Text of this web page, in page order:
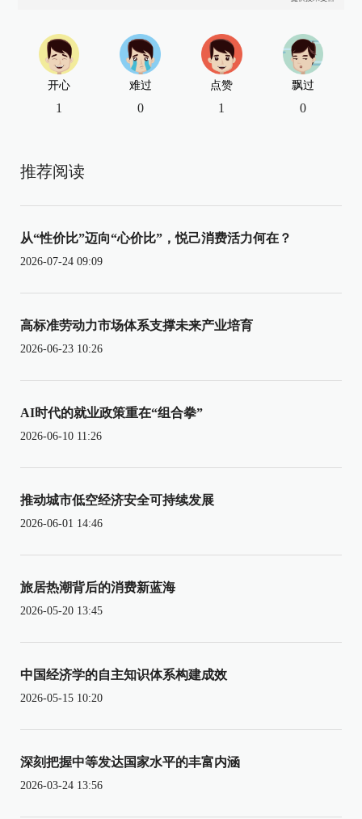
开心
1
难过
0
点赞
1
飘过
0
推荐阅读
从“性价比”迈向“心价比”，悦己消费活力何在？
2026-07-24 09:09
高标准劳动力市场体系支撑未来产业培育
2026-06-23 10:26
AI时代的就业政策重在“组合拳”
2026-06-10 11:26
推动城市低空经济安全可持续发展
2026-06-01 14:46
旅居热潮背后的消费新蓝海
2026-05-20 13:45
中国经济学的自主知识体系构建成效
2026-05-15 10:20
深刻把握中等发达国家水平的丰富内涵
2026-03-24 13:56